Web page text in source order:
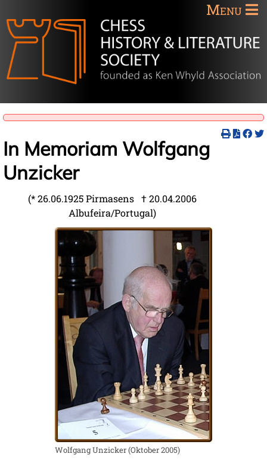
Menu
In Memoriam Wolfgang
Unzicker
(* 26.06.1925 Pirmasens † 20.04.2006
Albufeira/Portugal)
Wolfgang Unzicker (Oktober 2005)